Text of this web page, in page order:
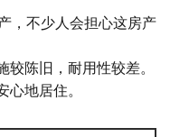
，不少人会担心这房产
陈旧，耐用性较差。
地居住。